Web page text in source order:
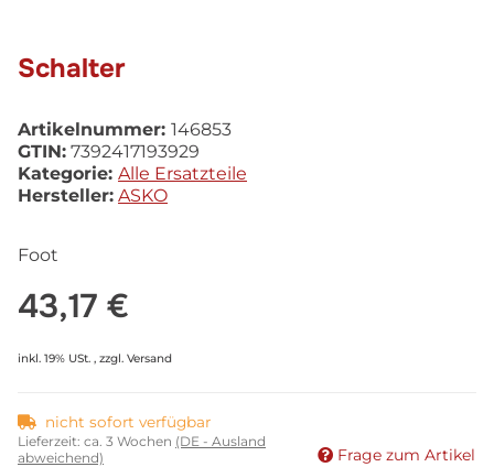
Schalter
Artikelnummer: 146853
GTIN: 7392417193929
Kategorie: Alle Ersatzteile
Hersteller: ASKO
Foot
43,17 €
inkl. 19% USt. , zzgl. Versand
nicht sofort verfügbar
Lieferzeit: ca. 3 Wochen (DE - Ausland
abweichend)
Frage zum Artikel